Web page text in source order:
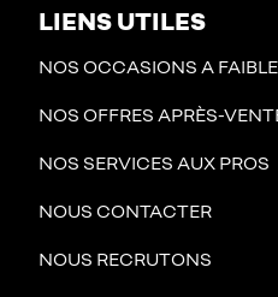
LIENS UTILES
NOS OCCASIONS A
NOS OFFRES APRÈS-
NOS SERVICES AUX PROS
NOUS CONTACTER
NOUS RECRUTONS